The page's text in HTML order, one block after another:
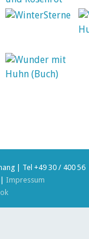
| Tel +49 30 / 400 56
Impressum